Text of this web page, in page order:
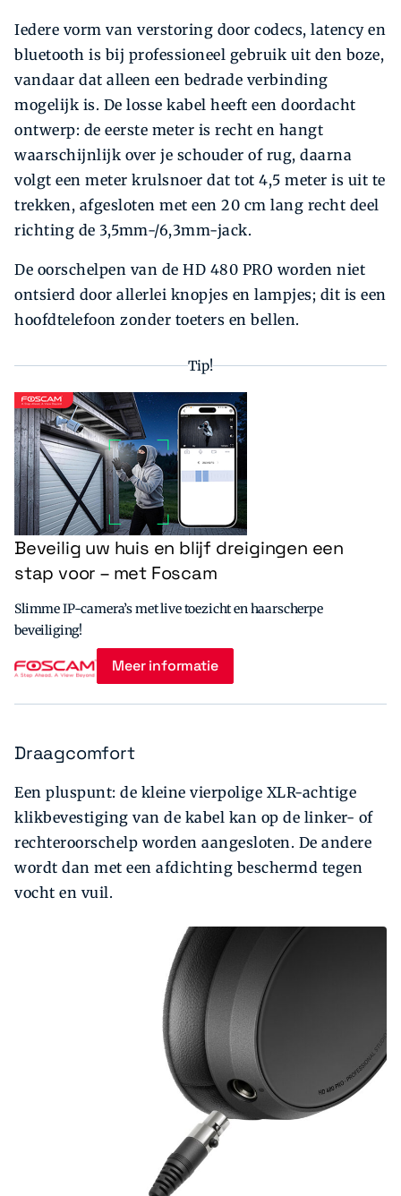
Iedere vorm van verstoring door codecs, latency en
bluetooth is bij professioneel gebruik uit den boze,
vandaar dat alleen een bedrade verbinding
mogelijk is. De losse kabel heeft een doordacht
ontwerp: de eerste meter is recht en hangt
waarschijnlijk over je schouder of rug, daarna
volgt een meter krulsnoer dat tot 4,5 meter is uit te
trekken, afgesloten met een 20 cm lang recht deel
richting de 3,5mm-/6,3mm-jack.
De oorschelpen van de HD 480 PRO worden niet
ontsierd door allerlei knopjes en lampjes; dit is een
hoofdtelefoon zonder toeters en bellen.
Tip!
Beveilig uw huis en blijf dreigingen een
stap voor – met Foscam
Slimme IP-camera’s met live toezicht en haarscherpe
beveiliging!
Meer informatie
Draagcomfort
Een pluspunt: de kleine vierpolige XLR-achtige
klikbevestiging van de kabel kan op de linker- of
rechteroorschelp worden aangesloten. De andere
wordt dan met een afdichting beschermd tegen
vocht en vuil.